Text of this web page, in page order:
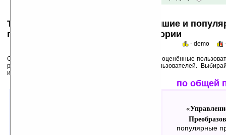
Top 50s по категориям: самые лучшие и
программы для Pocket PC в категории
- demo
Среди лучших ниже перечислены программы, выше оценённые
рейтинги популярности на основе активности пользователей.
использования!
по общей
«
популярные